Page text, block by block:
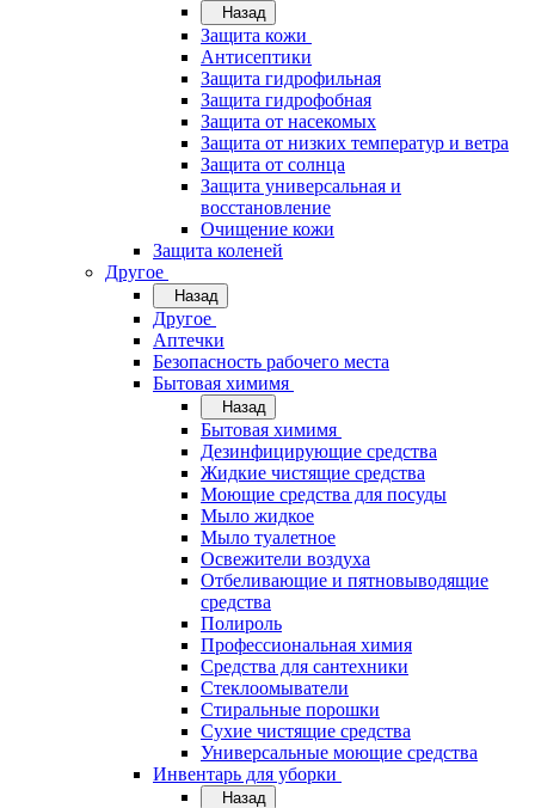
Назад
Защита кожи
Антисептики
Защита гидрофильная
Защита гидрофобная
Защита от насекомых
Защита от низких температур и ветра
Защита от солнца
Защита универсальная и
восстановление
Очищение кожи
Защита коленей
Другое
Назад
Другое
Аптечки
Безопасность рабочего места
Бытовая химимя
Назад
Бытовая химимя
Дезинфицирующие средства
Жидкие чистящие средства
Моющие средства для посуды
Мыло жидкое
Мыло туалетное
Освежители воздуха
Отбеливающие и пятновыводящие
средства
Полироль
Профессиональная химия
Средства для сантехники
Стеклоомыватели
Стиральные порошки
Сухие чистящие средства
Универсальные моющие средства
Инвентарь для уборки
Назад